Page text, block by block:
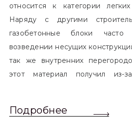
относится к категории
Наряду с другими
газобетонные блоки часто используются при
возведении несущих
так же внутренних
этот материал получил из-
обычный одинарный кирпич.
Подробнее